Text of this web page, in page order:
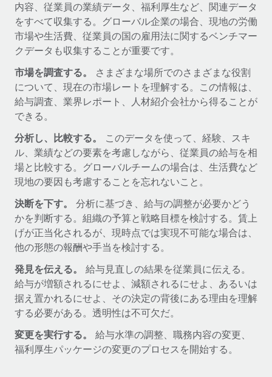
ITデバイスを世界規模で提供・管理
法人設立
法令順守した法人をスピーディに設立
移住・転勤
従業員の異動をスムーズに
福利厚生
詳細を見る
AIのパイオニアであるWeaviateは、Remoteを使
のか
Weaviateの概要...
詳細を見る
EORおよびPEO
契約社員管理
ブログを読む
Remoteの製品アップデート：GustoとXeroの統合お
よびContractor Management Plus（契約社員管理
プラス）
業務に最適な人材を採用し、管理し、給与を支給できるようにす
ることです。この数週間で、新しい統合、機能、改良点をリリー
スしました。...
詳細を見る
給与詐欺：種類、事例、ビジネスを守る方法
ム間で頻繁に移動しているためです。このため、自社のビジネス
を保護することは極めて重要です。...
内容、従業員の業績データ、福利厚生など、関連データ
をすべて収集する。グローバル企業の場合、現地の労働
市場や生活費、従業員の国の雇用法に関するベンチマー
クデータも収集することが重要です。
市場を調査する。
さまざまな場所でのさまざまな役割
について、現在の市場レートを理解する。この情報は、
給与調査、業界レポート、人材紹介会社から得ることが
できる。
分析し、比較する。
このデータを使って、経験、スキ
ル、業績などの要素を考慮しながら、従業員の給与を相
場と比較する。グローバルチームの場合は、生活費など
現地の要因も考慮することを忘れないこと。
決断を下す。
分析に基づき、給与の調整が必要かどう
かを判断する。組織の予算と戦略目標を検討する。賃上
げが正当化されるが、現時点では実現不可能な場合は、
他の形態の報酬や手当を検討する。
発見を伝える。
給与見直しの結果を従業員に伝える。
給与が増額されるにせよ、減額されるにせよ、あるいは
据え置かれるにせよ、その決定の背後にある理由を理解
する必要がある。透明性は不可欠だ。
変更を実行する。
給与水準の調整、職務内容の変更、
福利厚生パッケージの変更のプロセスを開始する。